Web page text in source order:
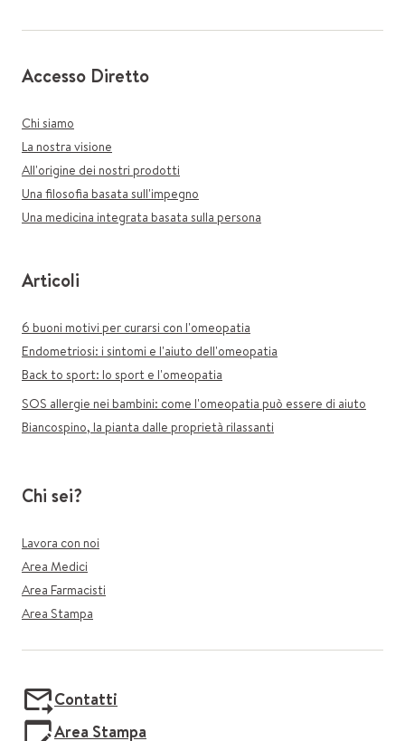
Accesso Diretto
Chi siamo
La nostra visione
All'origine dei nostri prodotti
Una filosofia basata sull'impegno
Una medicina integrata basata sulla persona
Articoli
6 buoni motivi per curarsi con l'omeopatia
Endometriosi: i sintomi e l'aiuto dell'omeopatia
Back to sport: lo sport e l'omeopatia
SOS allergie nei bambini: come l'omeopatia può essere di aiuto
Biancospino, la pianta dalle proprietà rilassanti
Chi sei?
Lavora con noi
Area Medici
Area Farmacisti
Area Stampa
Contatti
Area Stampa